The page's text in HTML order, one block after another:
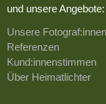
und unsere Angebote:
Unsere Fotograf:innen
Referenzen
Kund:innenstimmen
Über Heimatlichter